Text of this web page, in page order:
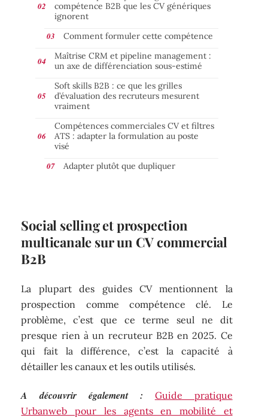
compétence B2B que les CV génériques
ignorent
Comment formuler cette compétence
Maîtrise CRM et pipeline management :
un axe de différenciation sous-estimé
Soft skills B2B : ce que les grilles
d’évaluation des recruteurs mesurent
vraiment
Compétences commerciales CV et filtres
ATS : adapter la formulation au poste
visé
Adapter plutôt que dupliquer
Social selling et prospection
multicanale sur un CV commercial
B2B
La plupart des guides CV mentionnent la
prospection comme compétence clé. Le
problème, c’est que ce terme seul ne dit
presque rien à un recruteur B2B en 2025. Ce
qui fait la différence, c’est la capacité à
détailler les canaux et les outils utilisés.
A découvrir également :
Guide pratique
Urbanweb pour les agents en mobilité et